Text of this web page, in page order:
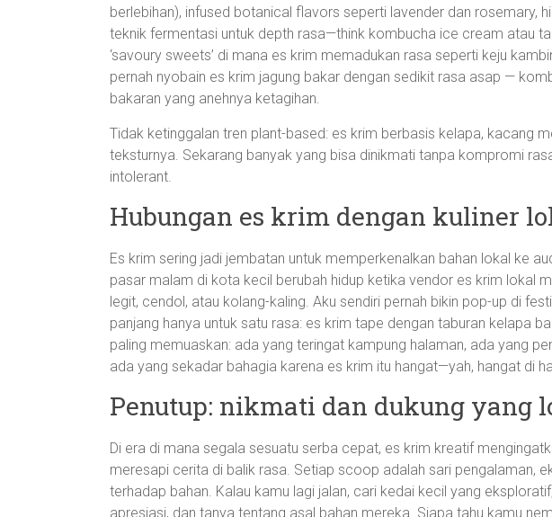
berlebihan), infused botanical flavors seperti lavender dan rosemary,
teknik fermentasi untuk depth rasa—think kombucha ice cream atau
‘savoury sweets’ di mana es krim memadukan rasa seperti keju
pernah nyobain es krim jagung bakar dengan sedikit rasa asap —
bakaran yang anehnya ketagihan.
Tidak ketinggalan tren plant-based: es krim berbasis kelapa, kacang
teksturnya. Sekarang banyak yang bisa dinikmati tanpa kompromi
intolerant.
Hubungan es krim dengan kuliner
Es krim sering jadi jembatan untuk memperkenalkan bahan lokal ke
pasar malam di kota kecil berubah hidup ketika vendor es krim lokal
legit, cendol, atau kolang-kaling. Aku sendiri pernah bikin pop-up di
panjang hanya untuk satu rasa: es krim tape dengan taburan kelapa
paling memuaskan: ada yang teringat kampung halaman, ada yang
ada yang sekadar bahagia karena es krim itu hangat—yah, hangat di
Penutup: nikmati dan dukung yang
Di era di mana segala sesuatu serba cepat, es krim kreatif
meresapi cerita di balik rasa. Setiap scoop adalah sari pengalaman,
terhadap bahan. Kalau kamu lagi jalan, cari kedai kecil yang
apresiasi, dan tanya tentang asal bahan mereka. Siapa tahu kamu